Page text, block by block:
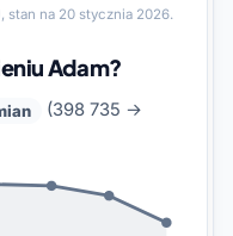
stan na 20 stycznia 2026.
Adam?
(398 735 →